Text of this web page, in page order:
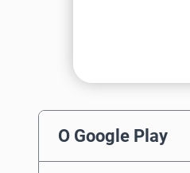
О Google Play